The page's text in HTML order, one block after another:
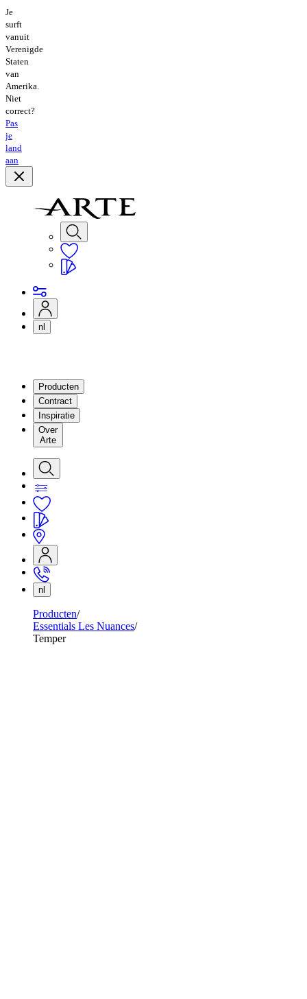
Je
surft
vanuit
Verenigde
Staten
van
Amerika.
Niet
correct?
Pas
je
land
aan
nl
Producten
Contract
Inspiratie
Over
Arte
nl
Producten
Essentials Les Nuances
Temper